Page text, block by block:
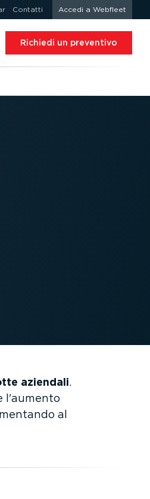
Contatti Accedi a Webfleet
Richiedi un preventivo
aziendali.
l'aumento
al